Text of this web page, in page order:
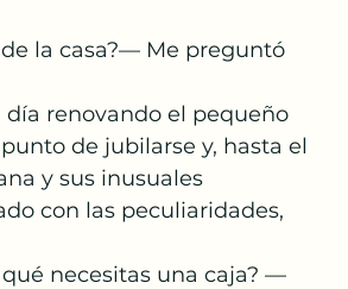
la casa?— Me preguntó
renovando el pequeño
de jubilarse y, hasta el
y sus inusuales
con las peculiaridades,
necesitas una caja? —